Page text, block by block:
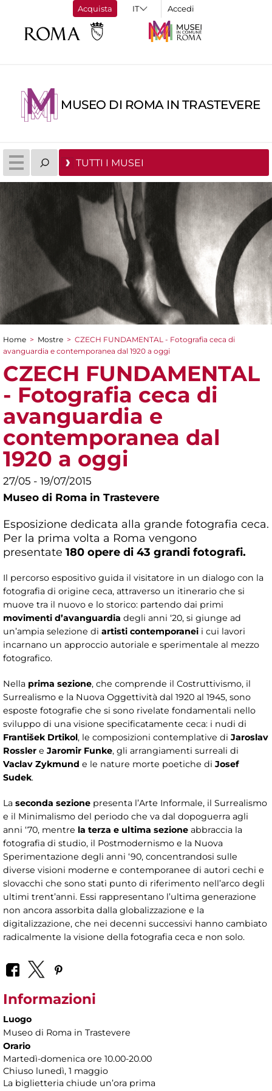
Acquista Accedi
MUSEO DI ROMA IN TRASTEVERE
TUTTI I MUSEI
Tu sei qui
Home > Mostre > CZECH FUNDAMENTAL - Fotografia ceca di
avanguardia e contemporanea dal 1920 a oggi
CZECH FUNDAMENTAL
- Fotografia ceca di
avanguardia e
contemporanea dal
1920 a oggi
27/05 - 19/07/2015
Museo di Roma in Trastevere
Esposizione dedicata alla grande fotografia ceca.
Per la prima volta a Roma vengono
presentate 180 opere di 43 grandi fotografi.
Il percorso espositivo guida il visitatore in un dialogo con la
fotografia di origine ceca, attraverso un itinerario che si
muove tra il nuovo e lo storico: partendo dai primi
movimenti d’avanguardia degli anni ‘20, si giunge ad
un’ampia selezione di artisti contemporanei i cui lavori
incarnano un approccio autoriale e sperimentale al mezzo
fotografico.
Nella prima sezione, che comprende il Costruttivismo, il
Surrealismo e la Nuova Oggettività dal 1920 al 1945, sono
esposte fotografie che si sono rivelate fondamentali nello
sviluppo di una visione specificatamente ceca: i nudi di
František Drtikol, le composizioni contemplative di Jaroslav
Rossler e Jaromir Funke, gli arrangiamenti surreali di
Vaclav Zykmund e le nature morte poetiche di Josef
Sudek.
La seconda sezione presenta l’Arte Informale, il Surrealismo
e il Minimalismo del periodo che va dal dopoguerra agli
anni ‘70, mentre la terza e ultima sezione abbraccia la
fotografia di studio, il Postmodernismo e la Nuova
Sperimentazione degli anni ‘90, concentrandosi sulle
diverse visioni moderne e contemporanee di autori cechi e
slovacchi che sono stati punto di riferimento nell’arco degli
ultimi trent’anni. Essi rappresentano l’ultima generazione
non ancora assorbita dalla globalizzazione e la
digitalizzazione, che nei decenni successivi hanno cambiato
radicalmente la visione della fotografia ceca e non solo.
Informazioni
Luogo
Museo di Roma in Trastevere
Orario
Martedì-domenica ore 10.00-20.00
Chiuso lunedì, 1 maggio
La biglietteria chiude un’ora prima